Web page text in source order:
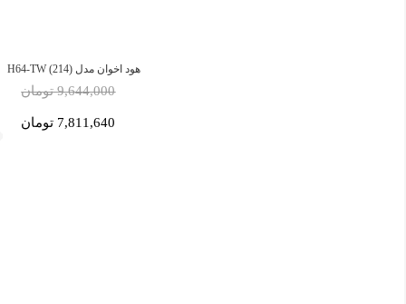
هود اخوان مدل H64-TW (214)
9,644,000 تومان
7,811,640 تومان